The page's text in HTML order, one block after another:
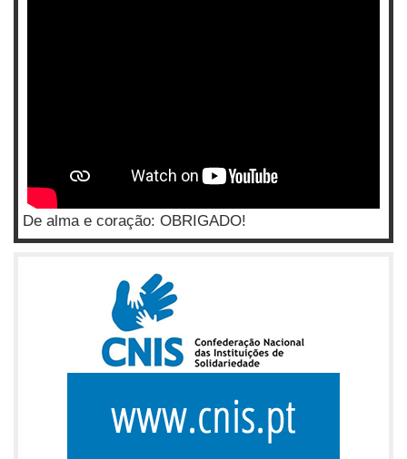
De alma e coração: OBRIGADO!